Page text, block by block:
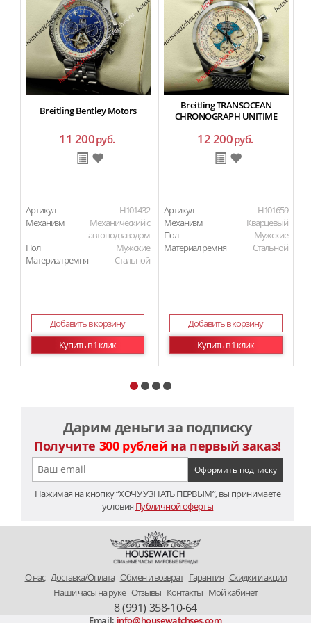
Breitling Bentley Motors
11 200руб.
Артикул
H101432
Механизм
Механический с
автоподзаводом
Пол
Мужские
Материал ремня
Стальной
Добавить в корзину
Купить в 1 клик
Breitling TRANSOCEAN
CHRONOGRAPH UNITIME
12 200руб.
Артикул
H101659
Механизм
Кварцевый
Пол
Мужские
Материал ремня
Стальной
Добавить в корзину
Купить в 1 клик
Дарим деньги за подписку
Получите 300 рублей на первый заказ!
Нажимая на кнопку “ХОЧУ УЗНАТЬ ПЕРВЫМ”, вы принимаете
условия Публичной оферты
O нас Доставка/Оплата Обмен и возврат Гарантия Скидки и акции
Наши часы на руке Отзывы Контакты Мой кабинет
8 (991) 358-10-64
Email: info@housewatchses.com